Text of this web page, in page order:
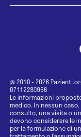
@ 2010 - 2026
07112280966
Le informazioni
medico. In nessun
consulto, una visita o
devono considerare le
per la formulazione di